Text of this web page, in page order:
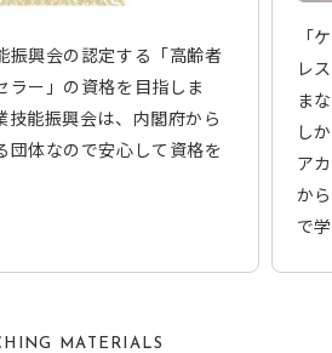
振興会の認定する「高齢者
ラー」の資格を目指しま
技能振興会は、内閣府から
団体なので安心して資格を
「
レ
ま
し
ア
か
で
MATERIALS